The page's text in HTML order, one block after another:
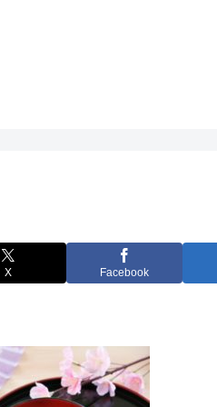
X Facebook